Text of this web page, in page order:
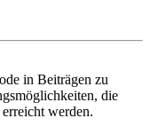
in Beiträgen zu
die
werden.